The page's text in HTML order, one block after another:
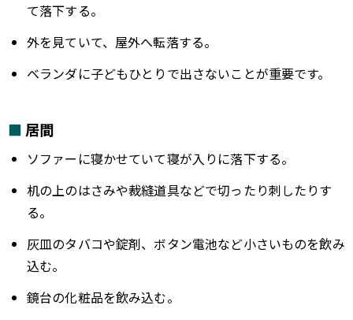
て落下する。
外を見ていて、屋外へ転落する。
ベランダに子どもひとりで出さないことが重要です。
居間
ソファーに寝かせていて寝が入りに落下する。
机の上のはさみや裁縫道具などで切ったり刺したりす
る。
灰皿のタバコや錠剤、ボタン電池など小さいものを飲み
込む。
鏡台の化粧品を飲み込む。